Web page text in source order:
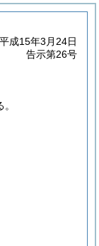
平成15年3月24日
告示第26号